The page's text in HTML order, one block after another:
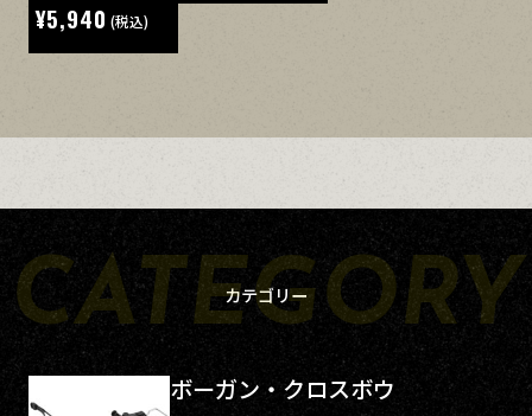
¥5,940 (税込)
カテゴリー
ボーガン・クロスボウ